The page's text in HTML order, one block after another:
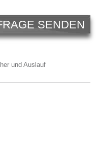
SENDEN
und Auslauf